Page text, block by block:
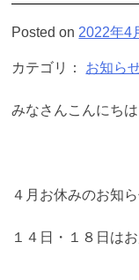
Posted on 2022年4
カテゴリ： お知ら
みなさんこんにち
４月お休みのお知ら
１４日・１８日は